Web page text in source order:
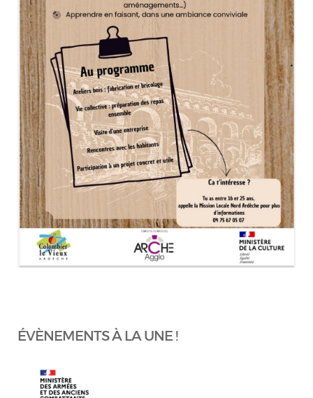
ÉVÈNEMENTS À LA UNE !